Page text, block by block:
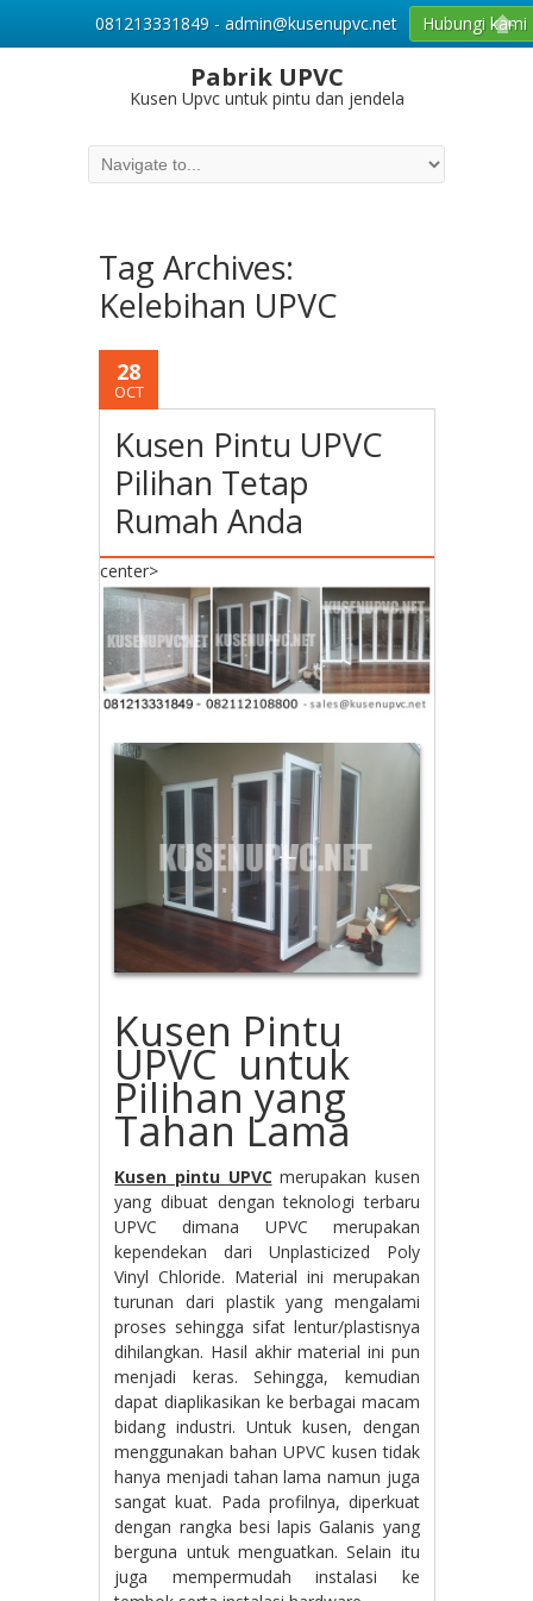
Pabrik UPVC
Kusen Upvc untuk pintu dan jendela
Tag Archives:
Kelebihan UPVC
28
OCT
Kusen Pintu UPVC
Pilihan Tetap
Rumah Anda
center>
Kusen Pintu
UPVC untuk
Pilihan yang
Tahan Lama
Kusen pintu UPVCmerupakan kusen
yang dibuat dengan teknologi terbaru
UPVC dimana UPVC merupakan
kependekan dari Unplasticized Poly
Vinyl Chloride. Material ini merupakan
turunan dari plastik yang mengalami
proses sehingga sifat lentur/plastisnya
dihilangkan. Hasil akhir material ini pun
menjadi keras. Sehingga, kemudian
dapat diaplikasikan ke berbagai macam
bidang industri. Untuk kusen, dengan
menggunakan bahan UPVC kusen tidak
hanya menjadi tahan lama namun juga
sangat kuat. Pada profilnya, diperkuat
dengan rangka besi lapis Galanis yang
berguna untuk menguatkan. Selain itu
juga mempermudah instalasi ke
081213331849 - admin@kusenupvc.net Hubungi kami